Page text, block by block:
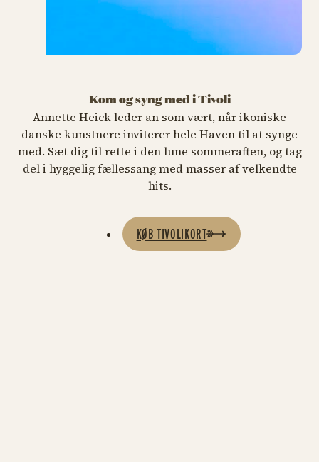
Syng med i Tivoli
Kom og syng med i Tivoli
Annette Heick leder an som vært, når ikoniske
danske kunstnere inviterer hele Haven til at synge
med. Sæt dig til rette i den lune sommeraften, og tag
del i hyggelig fællessang med masser af velkendte
hits.
KØB TIVOLIKORT
Søs Fenger &
Annette Heick
MUSIK
13. september kl. 17.00